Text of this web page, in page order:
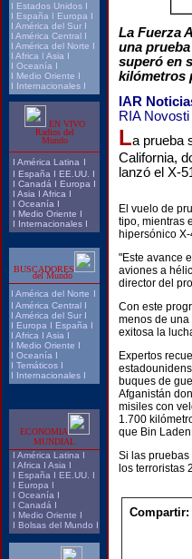
I Estados Unidos I
I España I Europa I
I América del Sur I
I América Central I
I América del Norte I
I Africa I Asia I
I Oceanía I
I Medio Oriente I
I Internacionales I
EN VIVO
Radios del
Mundo
I América Latina I
I España I EE.UU.
I
I Canadá I Europa I
I Asia I Africa I
I Oceanía I
I Medio Oriente I
I Internacionales I
BUSCADORES
del Mundo
I América del Norte I
I América Central I
I América del Sur I
I Europa I España I
I Africa I Asia I
I Medio Oriente I
I Oceanía I
I Temáticos I
I Internacionales I
ECONOMIA
MUNDIAL
I América Latina I
I Africa I Asia I
I España I EE.UU.
I
I Europa I
I Oceanía I
I Canadá I
I Medio Oriente I
I Bolsas del Mundo I
La Fuerza
una
superó en
kilómetros
IAR
RIA Novosti
La prueba
California,
lanzó el X-
El vuelo de
tipo, mientras
hipersónico
"Este avance
aviones a
director del
Con este
menos de
exitosa la
Expertos
buques de
Afganistán
misiles con
1.700
que Bin
Si las
los terroristas
Compartir: